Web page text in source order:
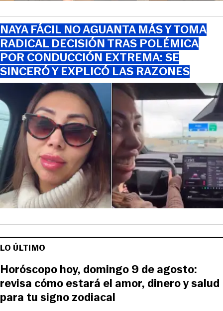
NAYA FÁCIL NO AGUANTA MÁS Y TOMA
RADICAL DECISIÓN TRAS POLÉMICA
POR CONDUCCIÓN EXTREMA: SE
SINCERÓ Y EXPLICÓ LAS RAZONES
LO ÚLTIMO
Horóscopo hoy, domingo 9 de agosto:
revisa cómo estará el amor, dinero y salud
para tu signo zodiacal